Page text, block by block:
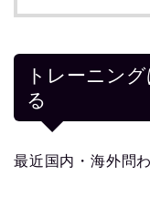
トレーニン
る
最近国内・海外問